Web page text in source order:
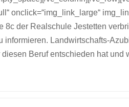
onclick=“img_link_large“
8c der Realschule Jestetten
informieren. Landwirtschafts-
Beruf entschieden hat und